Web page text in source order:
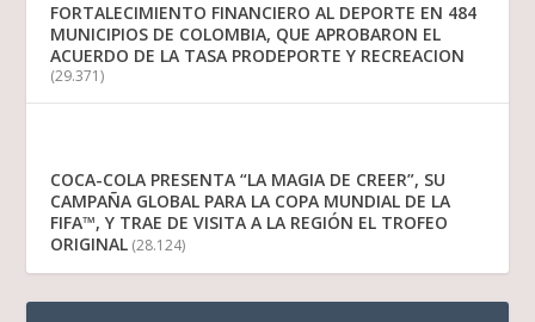
FORTALECIMIENTO FINANCIERO AL DEPORTE EN 484
MUNICIPIOS DE COLOMBIA, QUE APROBARON EL
ACUERDO DE LA TASA PRODEPORTE Y RECREACION
(29.371)
COCA-COLA PRESENTA “LA MAGIA DE CREER”, SU
CAMPAÑA GLOBAL PARA LA COPA MUNDIAL DE LA
FIFA™, Y TRAE DE VISITA A LA REGIÓN EL TROFEO
ORIGINAL (28.124)